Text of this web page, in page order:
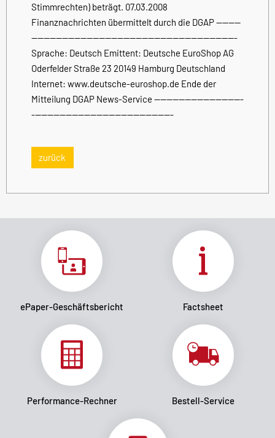
Stimmrechten) beträgt. 07.03.2008
Finanznachrichten übermittelt durch die DGAP --------
-------------------------------------------------------------------
Sprache: Deutsch Emittent: Deutsche EuroShop AG
Oderfelder Straße 23 20149 Hamburg Deutschland
Internet: www.deutsche-euroshop.de Ende der
Mitteilung DGAP News-Service -----------------------------
----------------------------------------------
zurück
ePaper-Geschäftsbericht Factsheet
Performance-Rechner Bestell-Service